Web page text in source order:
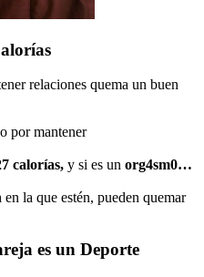
relaciones quema un buen
por mantener
calorías, y si es un org4sm0…
en la que estén, pueden quemar
es un Deporte